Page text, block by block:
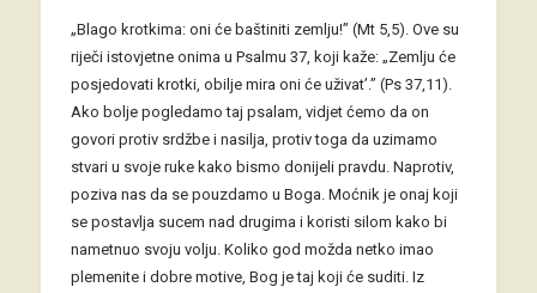
„Blago krotkima: oni će baštiniti zemlju!” (Mt 5,5). Ove su
riječi istovjetne onima u Psalmu 37, koji kaže: „Zemlju će
posjedovati krotki, obilje mira oni će uživat’.” (Ps 37,11).
Ako bolje pogledamo taj psalam, vidjet ćemo da on
govori protiv srdžbe i nasilja, protiv toga da uzimamo
stvari u svoje ruke kako bismo donijeli pravdu. Naprotiv,
poziva nas da se pouzdamo u Boga. Moćnik je onaj koji
se postavlja sucem nad drugima i koristi silom kako bi
nametnuo svoju volju. Koliko god možda netko imao
plemenite i dobre motive, Bog je taj koji će suditi. Iz